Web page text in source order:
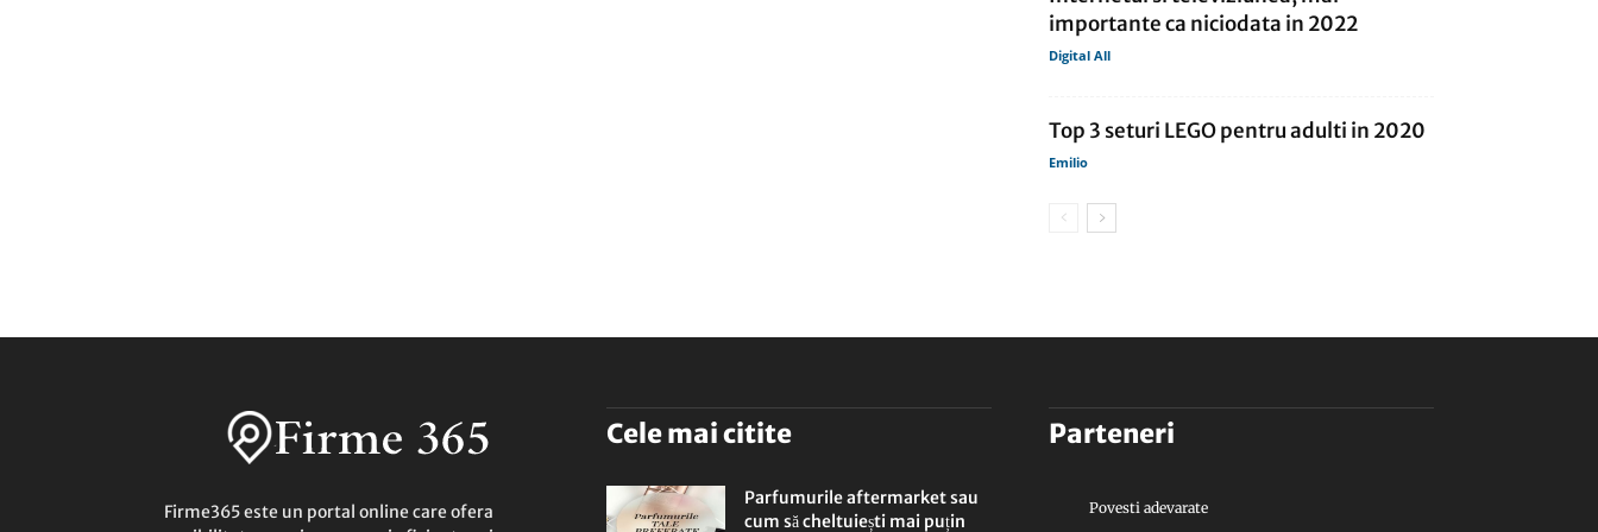
importante ca niciodata in 2022
Digital All
Top 3 seturi LEGO pentru adulti in 2020
Emilio
Firme365 este un portal online care ofera
Cele mai citite
Parfumurile aftermarket sau
cum să cheltuiești mai puțin
Parteneri
Povesti adevarate